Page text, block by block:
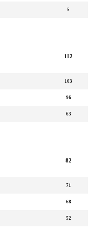
5
112
103
96
63
82
71
68
52